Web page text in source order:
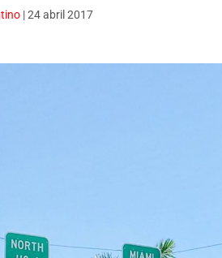
|24 abril 2017